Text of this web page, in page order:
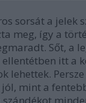
sorsát a jelek
meg, így a
Sőt, a
ellentétben itt a
lehettek.
jól, mint a
szándékot